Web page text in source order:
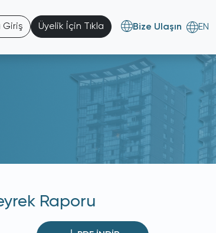
Giriş Üyelik İçin Tıkla Bize Ulaşın EN
Raporu